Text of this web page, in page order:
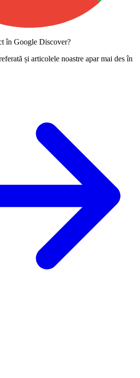
în Google Discover?
și articolele noastre apar mai des în